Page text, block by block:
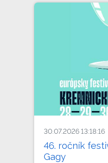
30.07.2026 13:18:16
46. ročník
Gagy